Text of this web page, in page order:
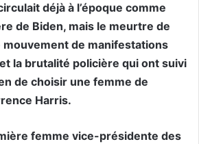
déjà à l’époque comme
de Biden, mais le meurtre de
mouvement de manifestations
la brutalité policière qui ont suivi
de choisir une femme de
Harris.
femme vice-présidente des